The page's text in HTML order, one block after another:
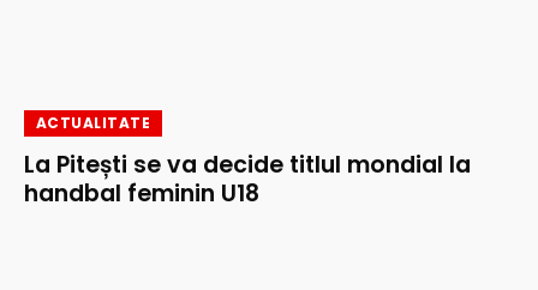
ACTUALITATE
La Pitești se va decide titlul mondial la
handbal feminin U18